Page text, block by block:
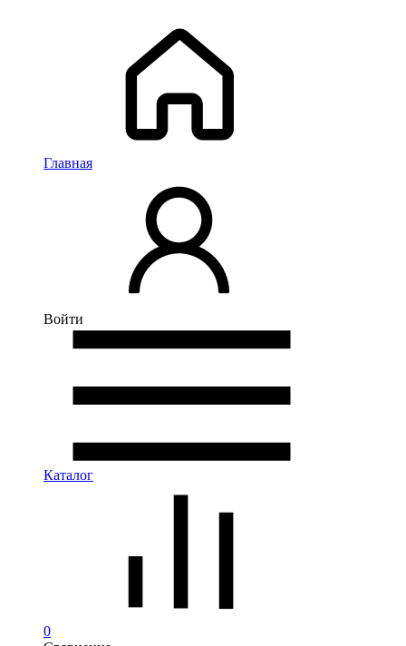
Главная
Войти
Каталог
0